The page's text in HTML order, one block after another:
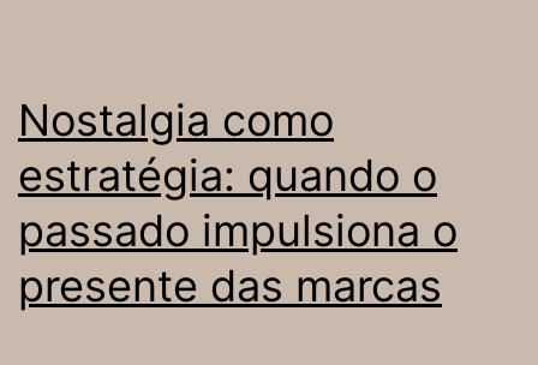
Nostalgia como
estratégia: quando o
passado impulsiona o
presente das marcas